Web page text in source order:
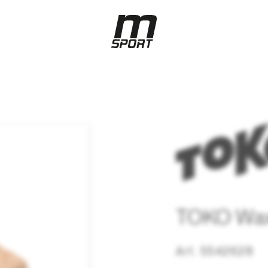
TOKO
Art. 5542628